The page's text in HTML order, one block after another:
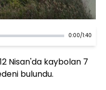
0:00/1:40
Nisan'da kaybolan 7
bulundu.